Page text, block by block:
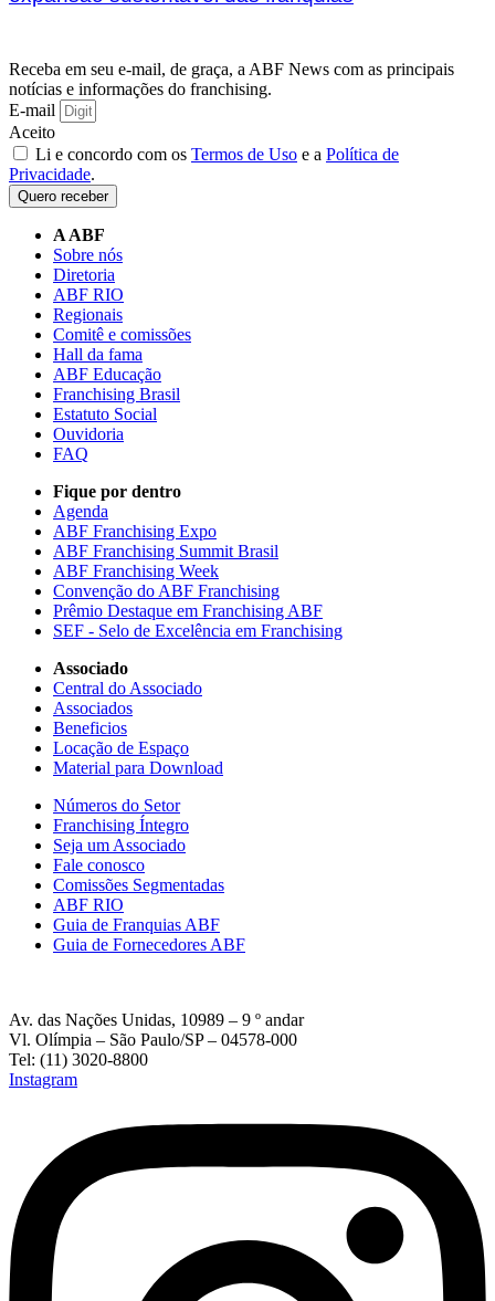
Receba em seu e-mail, de graça, a ABF News com as principais
notícias e informações do franchising.
E-mail
Aceito
Li e concordo com os Termos de Uso e a Política de
Privacidade.
Quero receber
A ABF
Sobre nós
Diretoria
ABF RIO
Regionais
Comitê e comissões
Hall da fama
ABF Educação
Franchising Brasil
Estatuto Social
Ouvidoria
FAQ
Fique por dentro
Agenda
ABF Franchising Expo
ABF Franchising Summit Brasil
ABF Franchising Week
Convenção do ABF Franchising
Prêmio Destaque em Franchising ABF
SEF - Selo de Excelência em Franchising
Associado
Central do Associado
Associados
Beneficios
Locação de Espaço
Material para Download
Números do Setor
Franchising Íntegro
Seja um Associado
Fale conosco
Comissões Segmentadas
ABF RIO
Guia de Franquias ABF
Guia de Fornecedores ABF
Av. das Nações Unidas, 10989 – 9 º andar
Vl. Olímpia – São Paulo/SP – 04578-000
Tel: (11) 3020-8800
Instagram